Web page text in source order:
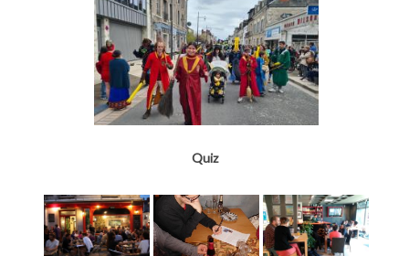
Quiz